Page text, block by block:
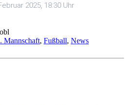
2025, 18:30 Uhr
Mannschaft, Fußball, News